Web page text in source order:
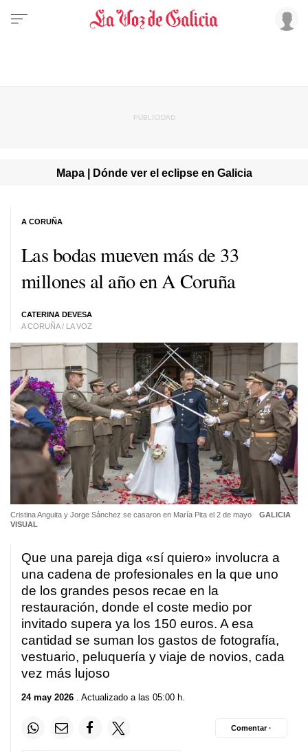
Mapa | Dónde ver el eclipse en Galicia
Las bodas mueven más de 33
millones al año en A Coruña
CATERINA DEVESA
A CORUÑA / LA VOZ
A CORUÑA
Cristina Anguita y Jorge Sánchez se casaron en María Pita el 2 de mayo
GALICIA
VISUAL
Que una pareja diga «sí quiero» involucra a
una cadena de profesionales en la que uno
de los grandes pesos recae en la
restauración, donde el coste medio por
invitado supera ya los 150 euros. A esa
cantidad se suman los gastos de fotografía,
vestuario, peluquería y viaje de novios, cada
vez más lujoso
24 may 2026 . Actualizado a las 05:00 h.
Comentar ·